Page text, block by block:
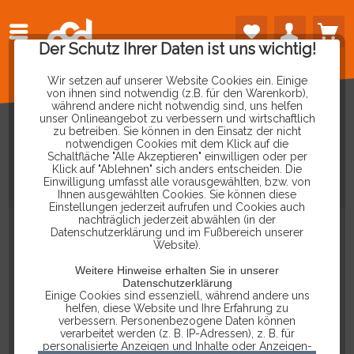
Der Schutz Ihrer Daten ist uns wichtig!
Wir setzen auf unserer Website Cookies ein. Einige
von ihnen sind notwendig (z.B. für den Warenkorb),
während andere nicht notwendig sind, uns helfen
unser Onlineangebot zu verbessern und wirtschaftlich
zu betreiben. Sie können in den Einsatz der nicht
notwendigen Cookies mit dem Klick auf die
Schaltfläche "Alle Akzeptieren" einwilligen oder per
Klick auf "Ablehnen" sich anders entscheiden. Die
Einwilligung umfasst alle vorausgewählten, bzw. von
Ihnen ausgewählten Cookies. Sie können diese
Einstellungen jederzeit aufrufen und Cookies auch
nachträglich jederzeit abwählen (in der
Datenschutzerklärung und im Fußbereich unserer
Website).
Weitere Hinweise erhalten Sie in unserer
Datenschutzerklärung
Einige Cookies sind essenziell, während andere uns
helfen, diese Website und Ihre Erfahrung zu
verbessern. Personenbezogene Daten können
verarbeitet werden (z. B. IP-Adressen), z. B. für
personalisierte Anzeigen und Inhalte oder Anzeigen-
VW-LT ZU 16 POL OBD
KABELADAPTER